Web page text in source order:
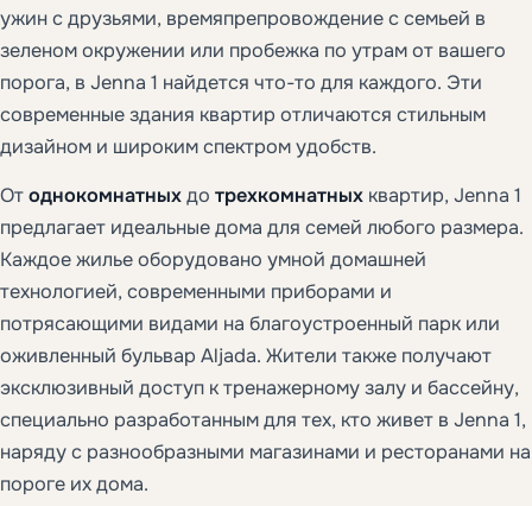
ужин с друзьями, времяпрепровождение с семьей в
зеленом окружении или пробежка по утрам от вашего
порога, в Jenna 1 найдется что-то для каждого. Эти
современные здания квартир отличаются стильным
дизайном и широким спектром удобств.
От однокомнатных до трехкомнатных квартир, Jenna 1
предлагает идеальные дома для семей любого размера.
Каждое жилье оборудовано умной домашней
технологией, современными приборами и
потрясающими видами на благоустроенный парк или
оживленный бульвар Aljada. Жители также получают
эксклюзивный доступ к тренажерному залу и бассейну,
специально разработанным для тех, кто живет в Jenna 1,
наряду с разнообразными магазинами и ресторанами на
пороге их дома.